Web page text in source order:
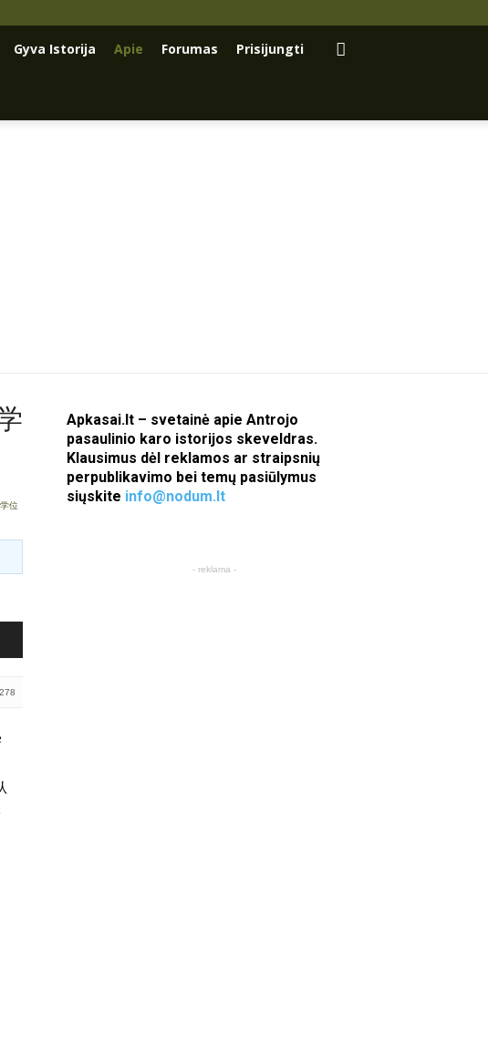
Gyva Istorija Apie Forumas Prisijungti
位
Apkasai.lt – svetainė apie Antrojo
pasaulinio karo istorijos skeveldras.
Klausimus dėl reklamos ar straipsnių
perpublikavimo bei temų pasiūlymus
siųskite info@nodum.lt
- reklama -